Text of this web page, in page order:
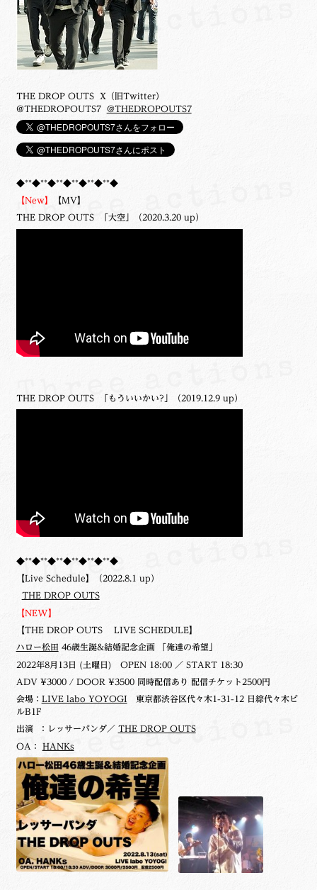
THE DROP OUTS X（旧Twitter）
@THEDROPOUTS7 @THEDROPOUTS7
◆**◆**◆**◆**◆**◆**◆
【New】 【MV】
THE DROP OUTS 「大空」（2020.3.20 up）
THE DROP OUTS 「もういいかい?」（2019.12.9 up）
◆**◆**◆**◆**◆**◆**◆
【Live Schedule】（2022.8.1 up）
THE DROP OUTS
【NEW】
【THE DROP OUTS LIVE SCHEDULE】
ハロー松田 46歳生誕&結婚記念企画 「俺達の希望」
2022年8月13日 (土曜日) OPEN 18:00 ／ START 18:30
ADV ¥3000 / DOOR ¥3500 同時配信あり 配信チケット2500円
会場： LIVE labo YOYOGI 東京都渋谷区代々木1-31-12 日綜代々木ビ
ルB1F
出演 ：レッサーパンダ／ THE DROP OUTS
OA： HANKs